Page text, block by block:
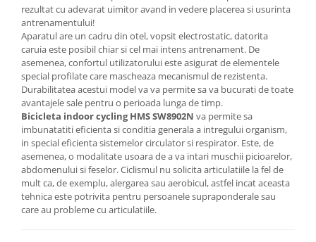
rezultat cu adevarat uimitor avand in vedere placerea si usurinta
antrenamentului!
Aparatul are un cadru din otel, vopsit electrostatic, datorita
caruia este posibil chiar si cel mai intens antrenament. De
asemenea, confortul utilizatorului este asigurat de elementele
special profilate care mascheaza mecanismul de rezistenta.
Durabilitatea acestui model va va permite sa va bucurati de toate
avantajele sale pentru o perioada lunga de timp.
Bicicleta indoor cycling HMS SW8902N va permite sa
imbunatatiti eficienta si conditia generala a intregului organism,
in special eficienta sistemelor circulator si respirator. Este, de
asemenea, o modalitate usoara de a va intari muschii picioarelor,
abdomenului si feselor. Ciclismul nu solicita articulatiile la fel de
mult ca, de exemplu, alergarea sau aerobicul, astfel incat aceasta
tehnica este potrivita pentru persoanele supraponderale sau
care au probleme cu articulatiile.